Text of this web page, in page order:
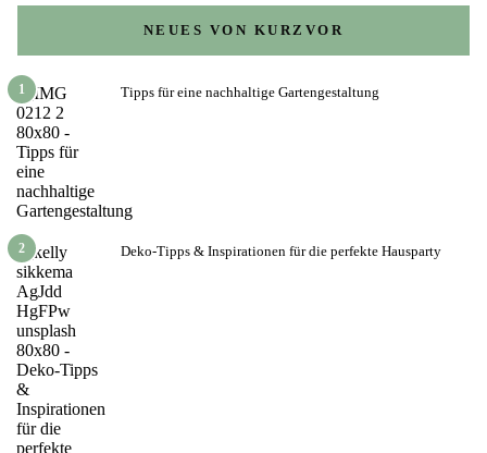
NEUES VON KURZVOR
1 Tipps für eine nachhaltige Gartengestaltung
2 Deko-Tipps & Inspirationen für die perfekte Hausparty